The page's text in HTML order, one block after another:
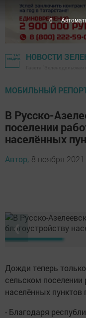
НОВОСТИ
МОБИЛЬНЫЙ
В Русско-
поселении
населённых
Автор, 8 ноября 2021
❮
Дожди теперь
сельском поселении
населённых
- Благодаря
5